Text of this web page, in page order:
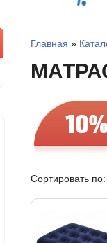
Главная »
Сортировать